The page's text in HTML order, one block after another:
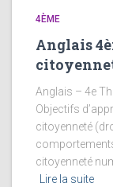
4ÈME
Anglais
Anglais – 4e
Objectifs
citoyenneté
citoyenneté
Lire la suite